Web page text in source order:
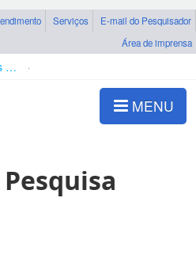
Serviços
E-mail do Pesquisador
Área de imprensa
Bolsas e Auxílios Vigentes
MENU